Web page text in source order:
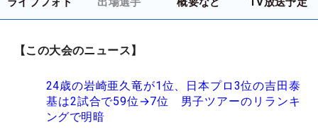
【この大会のニュース】
24歳の岩崎亜久竜が1位、日本プロ3位の吉田泰
基は2試合で59位→7位 男子ツアーのリランキ
ングで明暗